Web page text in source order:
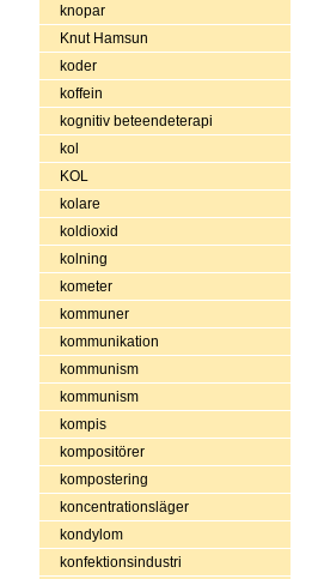
knopar
Knut Hamsun
koder
koffein
kognitiv beteendeterapi
kol
KOL
kolare
koldioxid
kolning
kometer
kommuner
kommunikation
kommunism
kommunism
kompis
kompositörer
kompostering
koncentrationsläger
kondylom
konfektionsindustri